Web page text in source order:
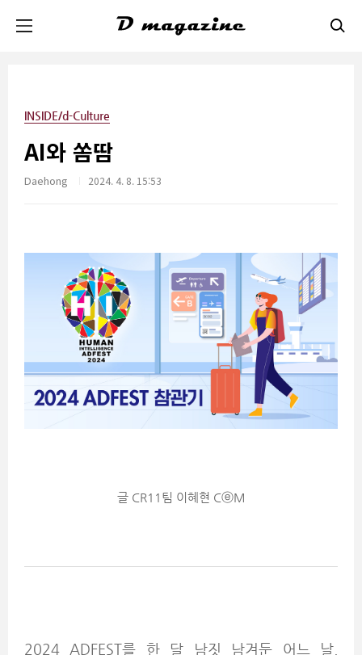
INSIDE/d-Culture
AI와 쏨땀
Daehong 2024. 4. 8. 15:53
글 CR11팀 이혜현 CⓔM
2024 ADFEST를 한 달 남짓 남겨둔 어느 날,